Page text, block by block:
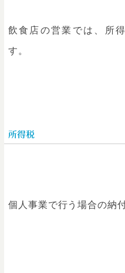
飲食店の営業では、所
す。
所得税
個人事業で行う場合の納